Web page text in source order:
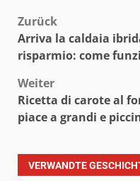
Zurück
Arriva la caldaia
risparmio: come
Weiter
Ricetta di carote al
piace a grandi e
VERWANDTE